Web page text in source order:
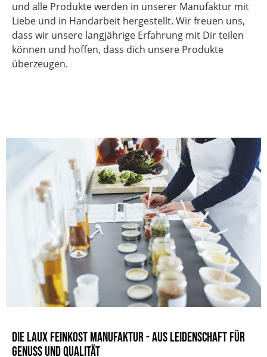
und alle Produkte werden in unserer Manufaktur mit
Liebe und in Handarbeit hergestellt. Wir freuen uns,
dass wir unsere langjährige Erfahrung mit Dir teilen
können und hoffen, dass dich unsere Produkte
überzeugen.
Die LAUX Feinkost Manufaktur - Aus Leidenschaft für
Genuss und Qualität